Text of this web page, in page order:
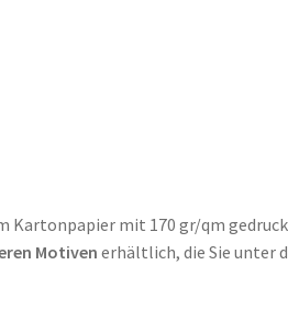
Kartonpapier mit 170 gr/qm
Motivenerhältlich, die Sie unter